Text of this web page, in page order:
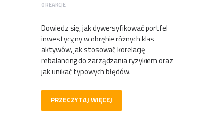
0REAKCJE
Dowiedz się, jak dywersyfikować portfel
inwestycyjny w obrębie różnych klas
aktywów, jak stosować korelację i
rebalancing do zarządzania ryzykiem oraz
jak unikać typowych błędów.
PRZECZYTAJ WIĘCEJ